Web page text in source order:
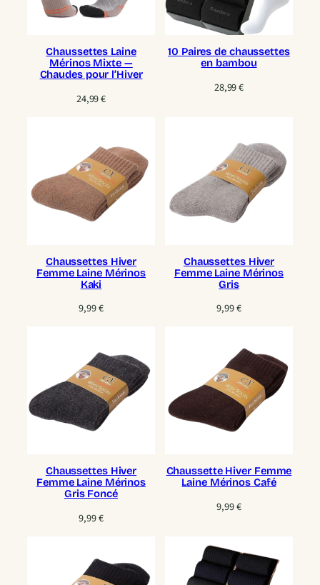
Chaussettes Laine
Mérinos Mixte —
Chaudes pour l’Hiver
24,99€
10 Paires de chaussettes
en bambou
28,99€
Chaussettes Hiver
Femme Laine Mérinos
Kaki
9,99€
Chaussettes Hiver
Femme Laine Mérinos
Gris
9,99€
Chaussettes Hiver
Femme Laine Mérinos
Gris Foncé
9,99€
Chaussette Hiver Femme
Laine Mérinos Café
9,99€